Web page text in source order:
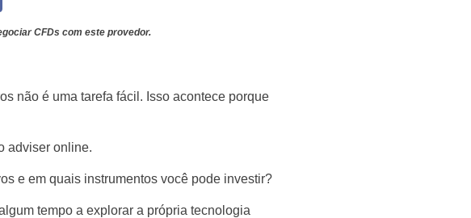
CFDs com este provedor.
não é uma tarefa fácil. Isso acontece porque
adviser online.
e em quais instrumentos você pode investir?
tempo a explorar a própria tecnologia